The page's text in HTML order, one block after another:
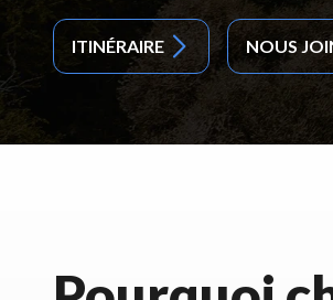
ITINÉRAIRE NOUS